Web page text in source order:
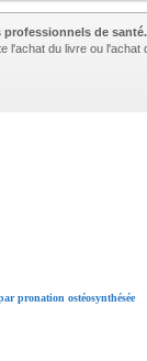
professionnels de santé.
l'achat du livre ou l'achat
pronation ostéosynthésée